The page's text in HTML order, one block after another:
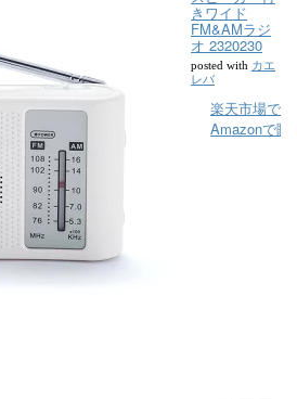
きワイド
FM&AMラジ
オ 2320230
posted with カエ
レバ
楽天市場で
Amazonで購